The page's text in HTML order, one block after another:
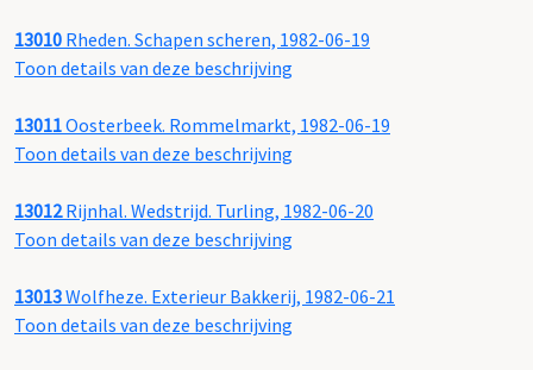
13010 Rheden. Schapen scheren, 1982-06-19
Toon details van deze beschrijving
13011Oosterbeek. Rommelmarkt, 1982-06-19
Toon details van deze beschrijving
13012Rijnhal. Wedstrijd. Turling, 1982-06-20
Toon details van deze beschrijving
13013Wolfheze. Exterieur Bakkerij, 1982-06-21
Toon details van deze beschrijving